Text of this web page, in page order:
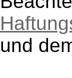
und